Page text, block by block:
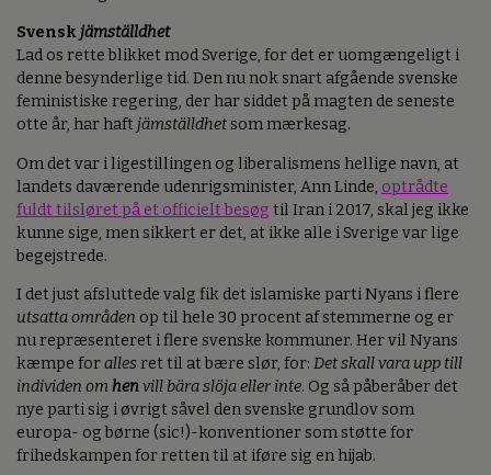
Svensk jämställdhet
Lad os rette blikket mod Sverige, for det er uomgængeligt i
denne besynderlige tid. Den nu nok snart afgående svenske
feministiske regering, der har siddet på magten de seneste
otte år, har haft jämställdhet som mærkesag.
Om det var i ligestillingen og liberalismens hellige navn, at
landets daværende udenrigsminister, Ann Linde, optrådte
fuldt tilsløret på et officielt besøg til Iran i 2017, skal jeg ikke
kunne sige, men sikkert er det, at ikke alle i Sverige var lige
begejstrede.
I det just afsluttede valg fik det islamiske parti Nyans i flere
utsatta områden op til hele 30 procent af stemmerne og er
nu repræsenteret i flere svenske kommuner. Her vil Nyans
kæmpe forallesret til at bære slør, for: Det skall vara upp till
individen om henvill bära slöja eller inte. Og så påberåber det
nye parti sig i øvrigt såvel den svenske grundlov som
europa- og børne (sic!)-konventioner som støtte for
frihedskampen for retten til at iføre sig en hijab.